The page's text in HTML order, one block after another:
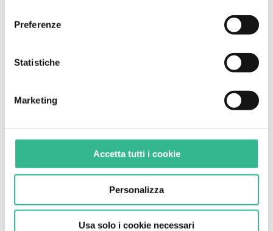
navigazione o selezionando "Usa solo i cookie necessari"
saranno installati solo cookie tecnici. Per maggiori
Preferenze
Statistiche
Marketing
Accetta tutti i cookie
Personalizza
Usa solo i cookie necessari